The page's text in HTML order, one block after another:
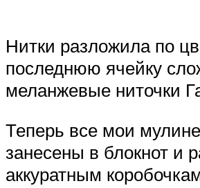
Нитки разложила по
последнюю ячейку
меланжевые ниточки
Теперь все мои
занесены в блокнот и
аккуратным